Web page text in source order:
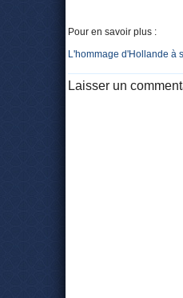
Pour en savoir plus :
L'hommage d'Hollande à
Laisser un